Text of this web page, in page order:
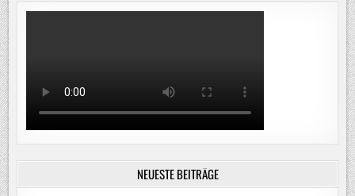
NEUESTE BEITRÄGE